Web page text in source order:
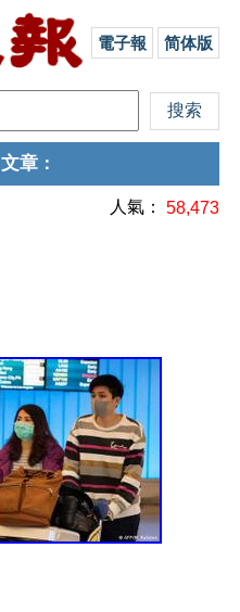
電子報 简体版
文章 ：
人氣： 58,473